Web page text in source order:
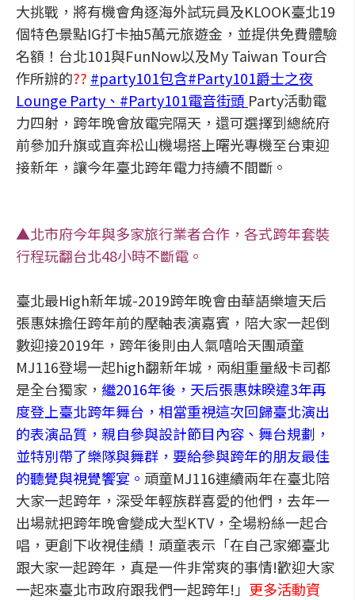
大挑戰，將有機會角逐海外試玩員及KLOOK臺北19
個特色景點IG打卡抽5萬元旅遊金，並提供免費體驗
名額！台北101與FunNow以及My Taiwan Tour合
作所辦的?? #party101包含#Party101爵士之夜
Lounge Party、#Party101電音街頭 Party活動電
力四射，跨年晚會放電完隔天，還可選擇到總統府
前參加升旗或直奔松山機場搭上曙光專機至台東迎
接新年，讓今年臺北跨年電力持續不間斷。
▲北市府今年與多家旅行業者合作，各式跨年套裝
行程玩翻台北48小時不斷電。
臺北最High新年城-2019跨年晚會由華語樂壇天后
張惠妹擔任跨年前的壓軸表演嘉賓，陪大家一起倒
數迎接2019年，跨年後則由人氣嘻哈天團頑童
MJ116登場一起high翻新年城，兩組重量級卡司都
是全台獨家， 繼2016年後，天后張惠妹睽違3年再
度登上臺北跨年舞台，相當重視這次回歸臺北演出
的表演品質，親自參與設計節目內容、舞台規劃，
並特別帶了樂隊與舞群，要給參與跨年的朋友最佳
的聽覺與視覺饗宴。 頑童MJ116連續兩年在臺北陪
大家一起跨年，深受年輕族群喜愛的他們，去年一
出場就把跨年晚會變成大型KTV，全場粉絲一起合
唱，更創下收視佳績！頑童表示「在自己家鄉臺北
跟大家一起跨年，真是一件非常爽的事情!歡迎大家
一起來臺北市政府跟我們一起跨年!」 更多活動資